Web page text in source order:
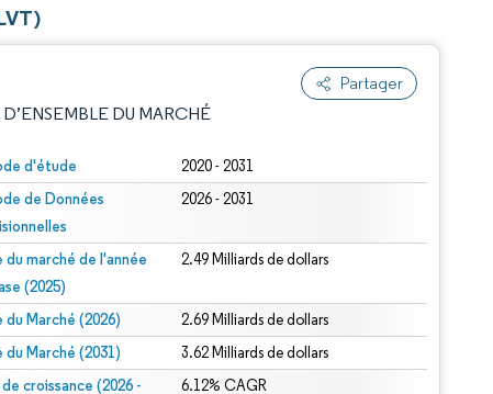
Partager
D’ENSEMBLE DU MARCHÉ
d'étude 2020 - 2031
de Données
2026 - 2031
du marché de l'année
(2025)
2.49 Milliards de dollars
du Marché (2026) 2.69 Milliards de dollars
du Marché (2031) 3.62 Milliards de dollars
de croissance (2026 -
6.12% CAGR
attribution sous CC BY 4.0.